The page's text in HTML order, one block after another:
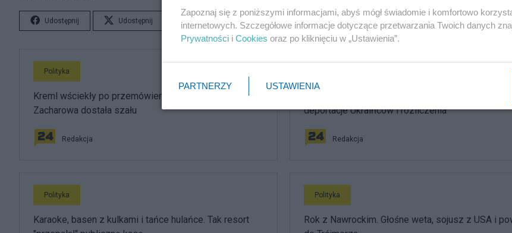
Udostępnij Udostępnij Lubię to! Skomentuj 10 Obserwuj notkę
Polityka
Kreml wściekły po przemówieniu Nawrockiego.
Zacharowa dostała szału
Redakcja
deportacje Ukraińców i rozliczenia
Redakcja
Polityka
Karaoke, basen z kulkami i tańce hulańce. Tak resort
Polityka
Rok z Nawrockim. Głośne weta, sojusz z USA i
Zapoznaj się z poniższymi informacjami, abyś mógł świadomie i komfortowo
internetowych. Szczegółowe informacje dotyczące przetwarzania Twoich danych
Prywatności i Cookies oraz po kliknięciu w „Ustawienia”.
PARTNERZY USTAWIENIA